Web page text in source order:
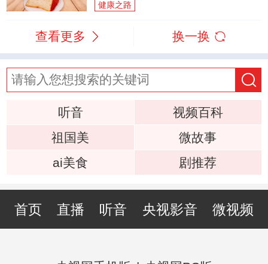
健康之路
查看更多 换一换
听音
视频百科
祖国美
微故事
ai美食
剧推荐
首页 直播 听音 央视影音 微视频